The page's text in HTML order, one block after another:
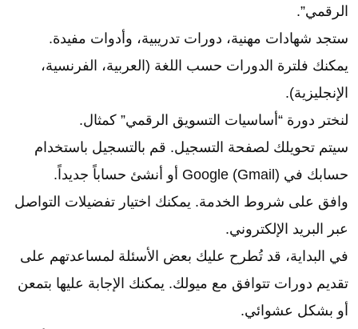
الرقمي”.
ستجد شهادات مهنية، دورات تدريبية، وأدوات مفيدة.
يمكنك فلترة الدورات حسب اللغة (العربية، الفرنسية،
الإنجليزية).
لنختر دورة “أساسيات التسويق الرقمي” كمثال.
سيتم تحويلك لصفحة التسجيل. قم بالتسجيل باستخدام
حسابك في Google (Gmail) أو أنشئ حساباً جديداً.
وافق على شروط الخدمة. يمكنك اختيار تفضيلات التواصل
عبر البريد الإلكتروني.
في البداية، قد تُطرح عليك بعض الأسئلة لمساعدتهم على
تقديم دورات تتوافق مع ميولك. يمكنك الإجابة عليها بتمعن
أو بشكل عشوائي.